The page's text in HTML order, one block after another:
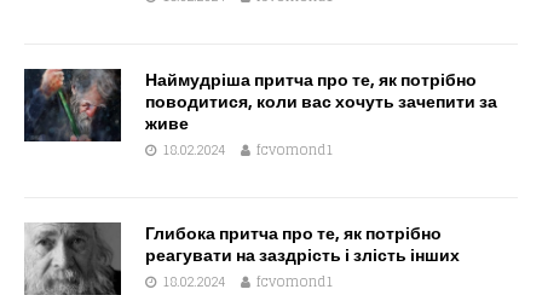
Наймудріша притча про те, як потрібно
поводитися, коли вас хочуть зачепити за
живе
18.02.2024 fcvomond1
Глибока притча про те, як потрібно
реагувати на заздрість і злість інших
18.02.2024 fcvomond1